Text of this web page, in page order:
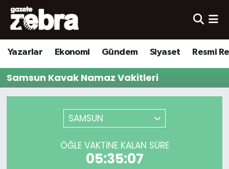
Yazarlar Ekonomi Gündem Siyaset Resmi
Samsun Kavak Namaz Vakitleri
SAMSUN
ÖĞLE VAKTINE KALAN SÜRE
05:35:07
Yazarlar
Ekonomi
Kültür-Sanat
Nöbetçi Eczaneler
Hava Durumu
Trafik Durumu
Süper Lig Puan Durumu ve Fikstür
Tüm Manşetler